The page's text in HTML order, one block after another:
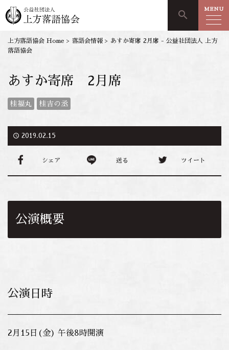
search MENU
上方落語協会 Home > 落語会情報 > あすか寄席 2月席 - 公益社団法人 上方
落語協会
あすか寄席 2月席
桂福丸 桂吉の丞
access_time 2019.02.15
シェア 送る ツイート
公演概要
公演日時
2月15 日(金) 午後8時開演